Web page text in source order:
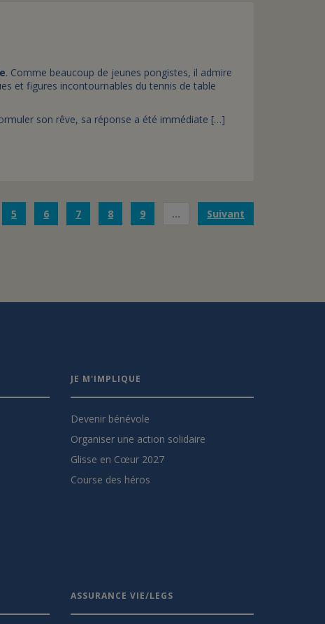
. Comme beaucoup de jeunes pongistes, il admire
et figures incontournables du tennis de table
son rêve, sa réponse a été immédiate […]
5 6 7 8 9 … Suivant
JE M'IMPLIQUE
Devenir bénévole
Organiser une action solidaire
Glisse en Cœur 2027
Course des héros
ASSURANCE VIE/LEGS